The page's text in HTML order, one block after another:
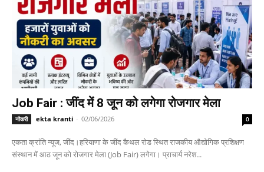
Job Fair : जींद में 8 जून को लगेगा रोजगार मेला
नौकरी ekta kranti - 02/06/2026 0
एकता क्रांति न्यूज, जींद।हरियाणा के जींद कैथल रोड स्थित राजकीय औद्योगिक प्रशिक्षण
संस्थान में आठ जून को रोजगार मेला (Job Fair) लगेगा। प्राचार्य नरेश...